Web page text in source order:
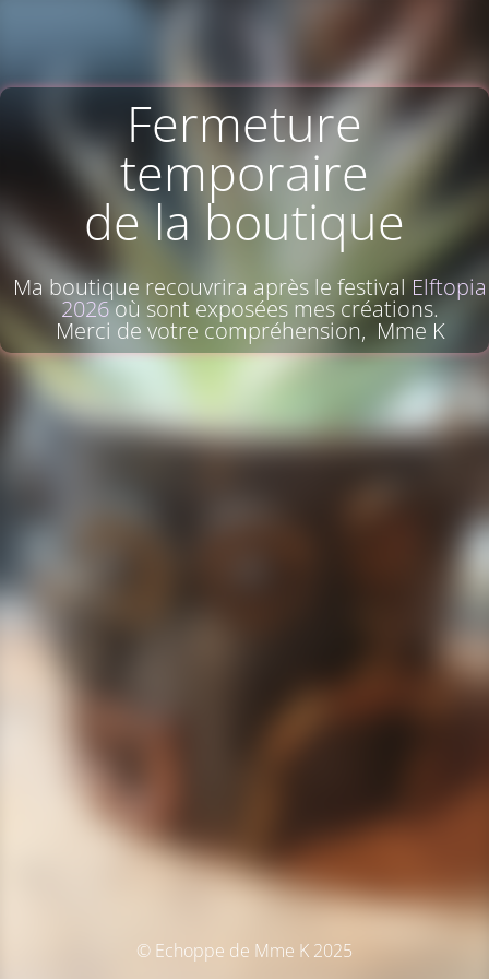
Fermeture
temporaire
de la boutique
Ma boutique recouvrira après le festival Elftopia
2026où sont exposées mes créations.
Merci de votre compréhension, Mme K
© Echoppe de Mme K 2025